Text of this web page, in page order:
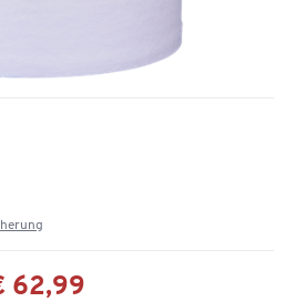
62,99